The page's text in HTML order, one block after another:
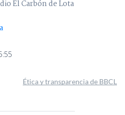
El Carbón de Lota
Ética y transparencia de BBCL